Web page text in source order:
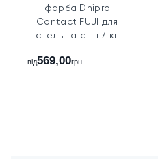
фарба Dnipro
Contact FUJI для
стель та стін 7 кг
від569,00грн